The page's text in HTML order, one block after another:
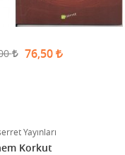
76,50
Yayınları
Korkut